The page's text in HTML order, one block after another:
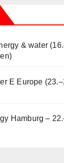
& water
E Europe
Hamburg –